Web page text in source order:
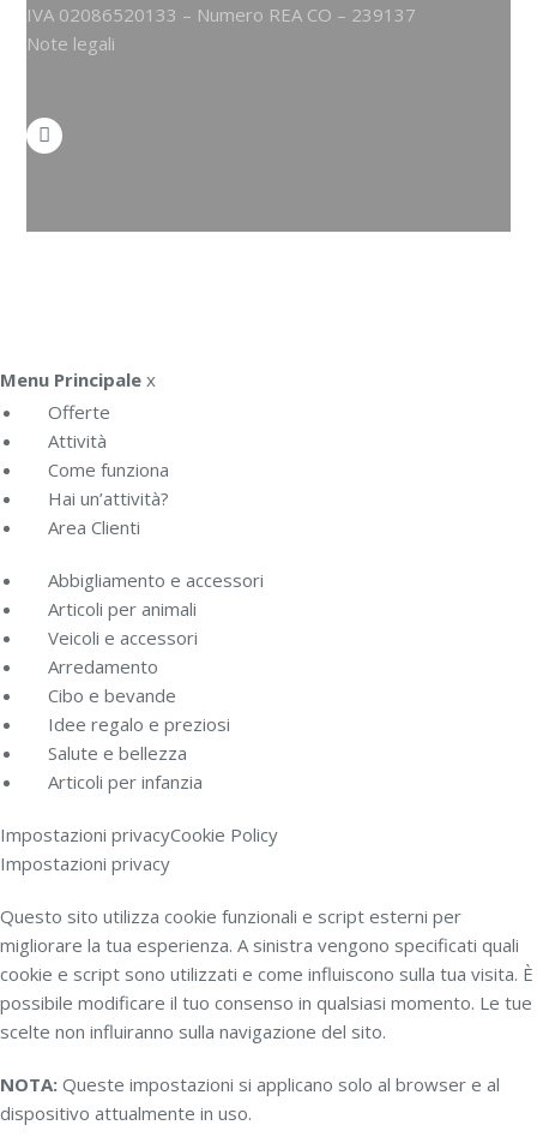
IVA 02086520133 – Numero REA CO – 239137
Note legali
Menu Principale x
Offerte
Attività
Come funziona
Hai un’attività?
Area Clienti
Abbigliamento e accessori
Articoli per animali
Veicoli e accessori
Arredamento
Cibo e bevande
Idee regalo e preziosi
Salute e bellezza
Articoli per infanzia
Impostazioni privacyCookie Policy
Impostazioni privacy
Questo sito utilizza cookie funzionali e script esterni per
migliorare la tua esperienza. A sinistra vengono specificati quali
cookie e script sono utilizzati e come influiscono sulla tua visita. È
possibile modificare il tuo consenso in qualsiasi momento. Le tue
scelte non influiranno sulla navigazione del sito.
NOTA: Queste impostazioni si applicano solo al browser e al
dispositivo attualmente in uso.